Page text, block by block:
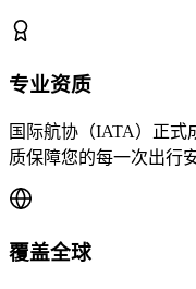
专业资质
国际航协（IATA）正式
质保障您的每一次出行
覆盖全球